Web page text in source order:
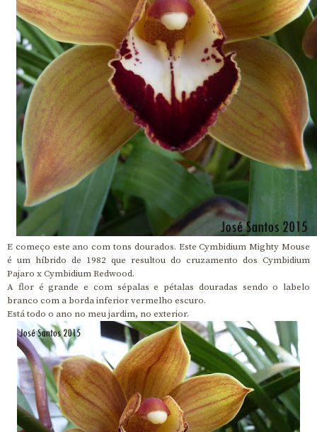
E começo este ano com tons dourados. Este Cymbidium Mighty Mouse
é um híbrido de 1982 que resultou do cruzamento dos Cymbidium
Pajaro x Cymbidium Redwood.
A flor é grande e com sépalas e pétalas douradas sendo o labelo
branco com a borda inferior vermelho escuro.
Está todo o ano no meu jardim, no exterior.